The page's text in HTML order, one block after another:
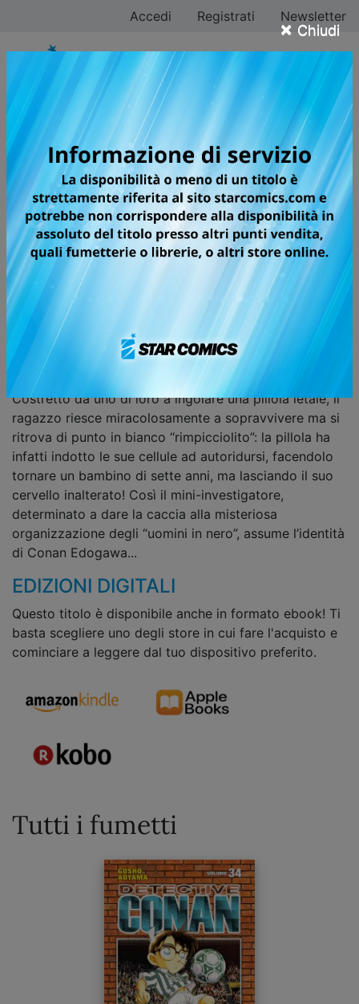
× Chiudi
Accedi Registrati Newsletter
DETECTIVE CONAN
NEW EDITION
A grandissima richiesta, arriva finalmente la riedizione
completa delle avventure del più piccolo, grande
detective di tutti i tempi! Con testi riveduti e corretti,
una nuova veste grafica e volumi in formato maxi con
sovraccoperta, le indagini dell’infallibile “signorino in
giallo” ripartono da zero!
Shinichi Kudo è un giovane e talentuoso detective. Il
giorno in cui sorprende una banda di loschi criminali
vestiti di nero, comincia per lui una nuova era...
Costretto da uno di loro a ingoiare una pillola letale, il
ragazzo riesce miracolosamente a sopravvivere ma si
ritrova di punto in bianco “rimpicciolito”: la pillola ha
infatti indotto le sue cellule ad autoridursi, facendolo
tornare un bambino di sette anni, ma lasciando il suo
cervello inalterato! Così il mini-investigatore,
determinato a dare la caccia alla misteriosa
organizzazione degli “uomini in nero”, assume l’identità
di Conan Edogawa...
EDIZIONI DIGITALI
Questo titolo è disponibile anche in formato ebook! Ti
basta scegliere uno degli store in cui fare l'acquisto e
cominciare a leggere dal tuo dispositivo preferito.
Tutti i fumetti